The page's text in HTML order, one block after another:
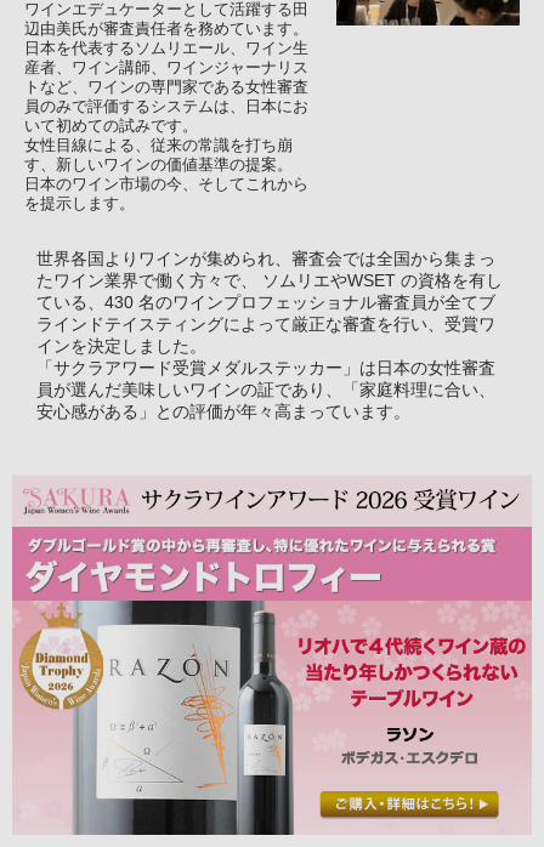
ワインエデュケーターとして活躍する田
辺由美氏が審査責任者を務めています。
日本を代表するソムリエール、ワイン生
産者、ワイン講師、ワインジャーナリス
トなど、ワインの専門家である女性審査
員のみで評価するシステムは、日本にお
いて初めての試みです。
女性目線による、従来の常識を打ち崩
す、新しいワインの価値基準の提案。
日本のワイン市場の今、そしてこれから
を提示します。
世界各国よりワインが集められ、審査会では全国から集まっ
たワイン業界で働く方々で、 ソムリエやWSET の資格を有し
ている、430 名のワインプロフェッショナル審査員が全てブ
ラインドテイスティングによって厳正な審査を行い、受賞ワ
インを決定しました。
「サクラアワード受賞メダルステッカー」は日本の女性審査
員が選んだ美味しいワインの証であり、「家庭料理に合い、
安心感がある」との評価が年々高まっています。